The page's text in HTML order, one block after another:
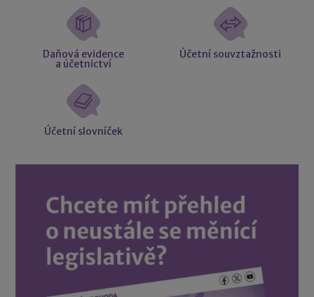
Daňová evidence
a účetnictví
Účetní souvztažnosti
Účetní slovníček